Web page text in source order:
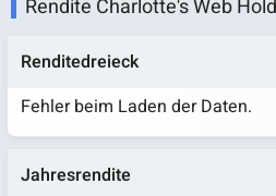
Rendite Charlotte's Web
Renditedreieck
Fehler beim Laden der Daten.
Jahresrendite